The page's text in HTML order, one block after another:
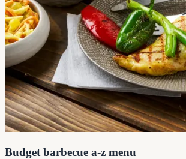
Budget barbecue a-z menu